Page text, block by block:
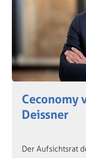
Ceconomy
Deissner
Der Aufsichtsrat